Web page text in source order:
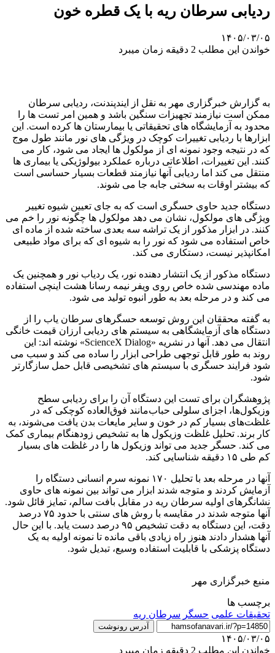
ردیابی سرطان ریه با یک قطره خون
۱۴۰۵/۰۳/۰۵
خواندن این مطلب 2 دقیقه زمان میبرد
به گزارش خبرگزاری مهر به نقل از ایندپندنت، ردیابی سرطان
ممکن است نیازمند تجهیزات سنگین باشد و همین امر تست ها را
محدود به آزمایشگاه های تحقیقاتی یا بیمارستان ها کرده است. این
ابزارها با ردیابی تغییرات کوچک در ویژگی های نور مانند طول موج
که در نتیجه وجود نمونه ای از مولکول ها ایجاد می شود، کار می
کنند. این تغییرات، اطلاعاتی درباره عملکرد بیولوژیکی یا بیماری ها
منتقل می کند اما ردیابی آنها نیازمند قطعات بسیار حساسی است
که بیشتر اوقات به سختی جابه جا می شوند.
دستگاه جدید حاوی حسگری است که به جای تعیین شیوه تغییر
ویژگی های مولکول، نشان می دهد مولکول ها چگونه نور را خم می
کنند. در ابزار مذکور از یک تراشه سه بعدی ساخته شده از ماده ای
خاص استفاده می شود که نور را به شیوه ای که برای مواد طبیعی
امکانپذیر نیست، دستکاری می کند.
دستگاه مذکور از یک انتشار دهنده نور، یک ردیاب نور و همچنین یک
ماده مهندسی شده خاص روی ویفر نیمه رسانا هشت اینچی استفاده
می کند و در مرحله بعد به طور انبوه تولید می شود.
به گفته محققان این روش توسعه حسگرهای سرطان یاب را از
دستگاه های آزمایشگاهی به سیستم های ردیابی ارزان قیمت خانگی
انتقال می دهد. آنها در نشریه «ScienceX Dialog» نوشته اند: این
روند به طور قابل توجهی طراحی ابزار را ساده می کند و سبب می
شود فرایند حسگری با سیستم های تشخیصی قابل حمل سازگارتر
شود.
پژوهشگران برای تست این دستگاه آن را برای ردیابی سطح
وزیکول‌ها، اجزای سلولی حباب‌مانند فوق‌العاده کوچکی که در
غلظت‌های بسیار کم در خون و سایر مایعات بدن یافت می‌شوند، به
کار برند. تحلیل غلظت وزیکول ها به تشخیص زودهنگام بیماری کمک
می کند. حسگر جدید می تواند وزیکول ها را در غلظت های بسیار
کم طی ۱۵ دقیقه شناسایی کند.
آنها در مرحله بعد با تحلیل ۱۷۰ نمونه سرم انسانی دستگاه را
آزمایش کردند و متوجه شدند ابزار می تواند بین نمونه های حاوی
نشانگرهای اولیه سرطان ریه در مقابل بافت سالم، تمایز قائل شود.
آنها متوجه شدند در مقایسه با روش های سنتی با حدود ۷۵ درصد
دقت، این دستگاه به دقت تشخیص ۹۵ درصد دست یابد. با این حال
آنها هشدار دادند هنوز راه زیادی باقی مانده تا نمونه اولیه به یک
دستگاه پزشکی با قابلیت استفاده وسیع، تبدیل شود.
منبع خبرگزاری مهر
برچسب ها
تحقیقات علمی حسگر سرطان ریه
آدرس رونوشت
۱۴۰۵/۰۳/۰۵
خواندن این مطلب 2 دقیقه زمان میبرد